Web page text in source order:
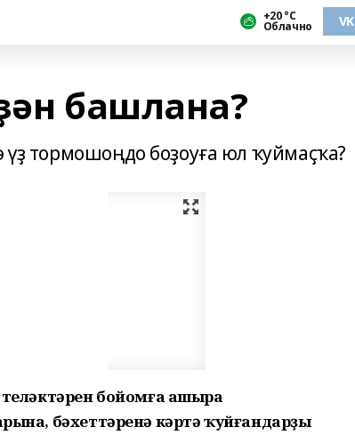
+20 °С
Облачно VK
башлана?
тормошоңдо боҙоуға юл ҡуймаҫҡа?
бойомға ашыра
бәхеттәренә кәртә ҡуйғандарҙы